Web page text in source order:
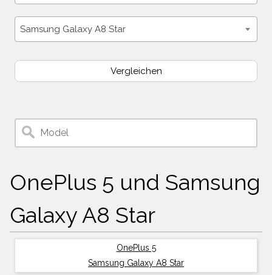
Samsung Galaxy A8 Star
Vergleichen
OnePlus 5 und Samsung
Galaxy A8 Star
OnePlus 5
Samsung Galaxy A8 Star